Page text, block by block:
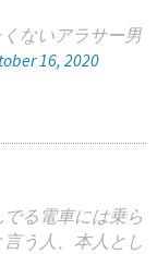
ないアラサー男
16, 2020
る電車には乗ら
う人、本人とし